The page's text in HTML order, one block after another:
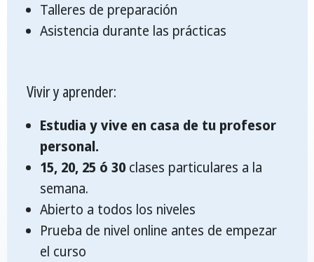
Talleres de preparación
Asistencia durante las prácticas
Vivir y aprender:
Estudia y vive en casa de tu profesor
personal.
15, 20, 25 ó 30 clases particulares a la
semana.
Abierto a todos los niveles
Prueba de nivel online antes de empezar
el curso